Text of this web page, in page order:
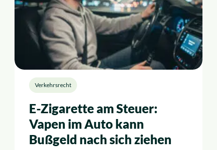
Verkehrsrecht
E-Zigarette am Steuer:
Vapen im Auto kann
Bußgeld nach sich ziehen